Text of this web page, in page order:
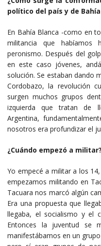
político del país y de Bahía
En Bahía Blanca -como en
militancia que habíamos
peronismo. Después del
en este caso jóvenes,
solución. Se estaban dando
Cordobazo, la revolución
surgen muchos grupos
izquierda que tratan de
Argentina,
nosotros era profundizar el
¿Cuándo empezó a militar?
Yo empecé a militar a los
empezamos militando en
Tacuara nos marcó algún
Era una propuesta que
llegaba, el socialismo y el
Entonces la juventud se
manifestábamos en un